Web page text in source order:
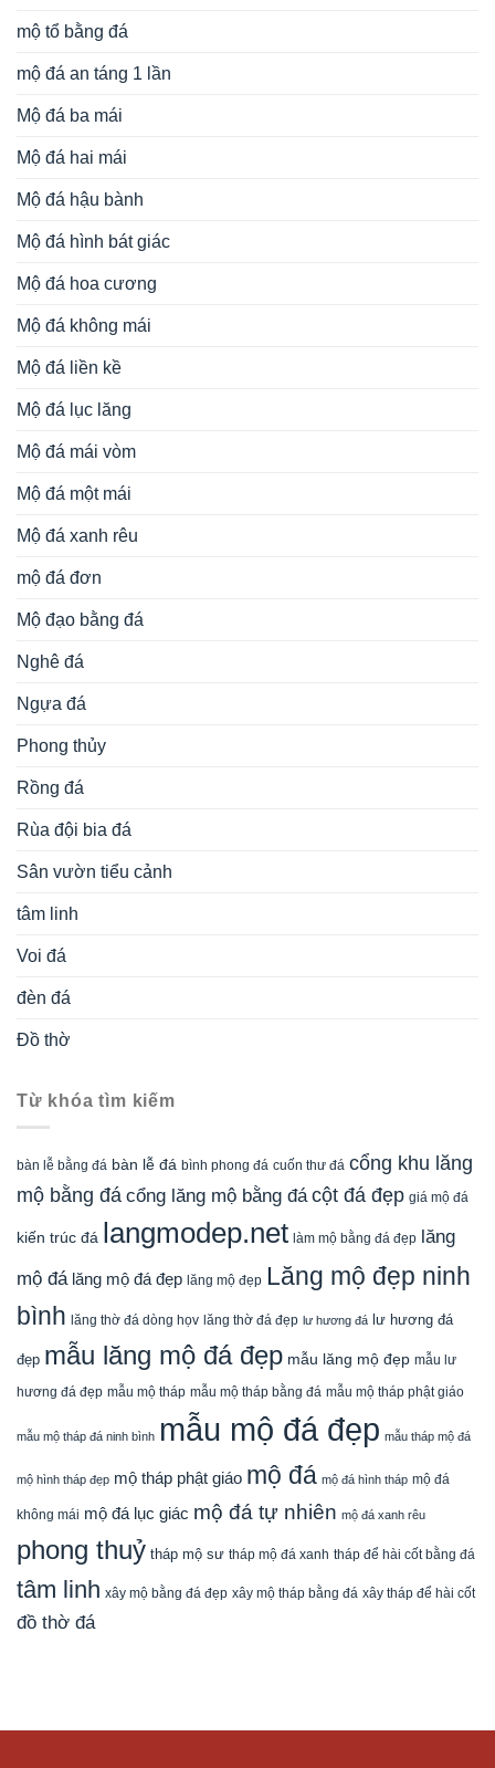
mộ tổ bằng đá
mộ đá an táng 1 lần
Mộ đá ba mái
Mộ đá hai mái
Mộ đá hậu bành
Mộ đá hình bát giác
Mộ đá hoa cương
Mộ đá không mái
Mộ đá liền kề
Mộ đá lục lăng
Mộ đá mái vòm
Mộ đá một mái
Mộ đá xanh rêu
mộ đá đơn
Mộ đạo bằng đá
Nghê đá
Ngựa đá
Phong thủy
Rồng đá
Rùa đội bia đá
Sân vườn tiểu cảnh
tâm linh
Voi đá
đèn đá
Đồ thờ
Từ khóa tìm kiếm
bàn lễ bằng đá bàn lễ đá bình phong đá cuốn thư đá cổng khu lăng
mộ bằng đá cổng lăng mộ bằng đá cột đá đẹp giá mộ đá
kiến trúc đá langmodep.net làm mộ bằng đá đẹp lăng
mộ đá lăng mộ đá đẹp lăng mộ đẹp Lăng mộ đẹp ninh
bình lăng thờ đá dòng họv lăng thờ đá đẹp lư hương đá lư hương đá
đẹp mẫu lăng mộ đá đẹp mẫu lăng mộ đẹp mẫu lư
hương đá đẹp mẫu mộ tháp mẫu mộ tháp bằng đá mẫu mộ tháp phật giáo
mẫu mộ tháp đá ninh bình mẫu mộ đá đẹp mẫu tháp mộ đá
mộ hình tháp đẹp mộ tháp phật giáo mộ đá mộ đá hình tháp mộ đá
không mái mộ đá lục giác mộ đá tự nhiên mộ đá xanh rêu
phong thuỷ tháp mộ sư tháp mộ đá xanh tháp để hài cốt bằng đá
tâm linh xây mộ bằng đá đẹp xây mộ tháp bằng đá xây tháp để hài cốt
đồ thờ đá